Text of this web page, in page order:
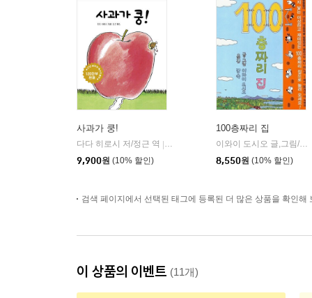
사과가 쿵!
다다 히로시 저/정근 역
보림
9,900원 (10% 할인)
100층짜리 집
이와이 도시오 글,그림/김숙 역
8,550원 (10% 할인)
검색 페이지에서 선택된 태그에 등록된 더 많은 상품을 확인해
이 상품의 이벤트 (11개)